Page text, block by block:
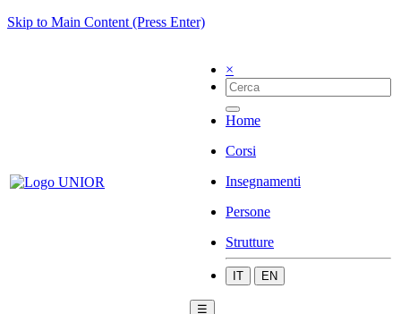
Skip to Main Content (Press Enter)
×
Home
Corsi
Insegnamenti
Persone
Strutture
IT EN
☰